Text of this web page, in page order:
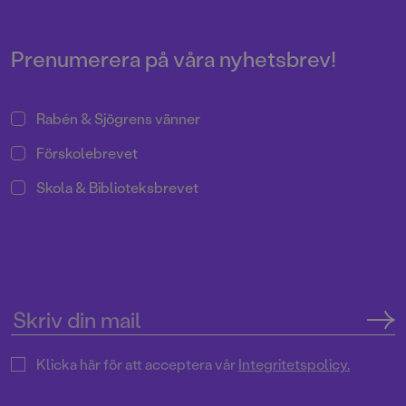
Prenumerera på våra nyhetsbrev!
Rabén & Sjögrens vänner
Förskolebrevet
Skola & Biblioteksbrevet
Klicka här för att acceptera vårIntegritetspolicy.